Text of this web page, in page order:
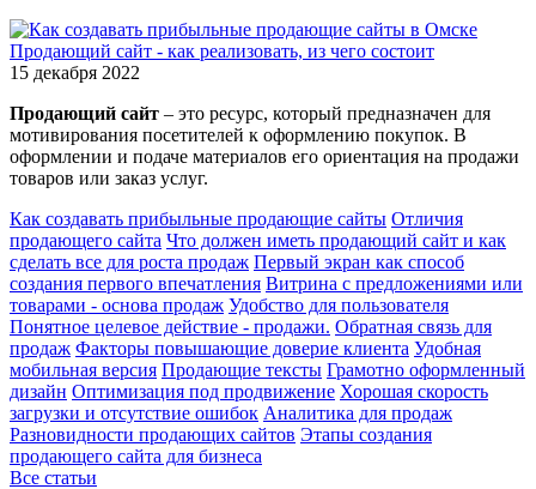
Продающий сайт - как реализовать, из чего состоит
15 декабря 2022
Продающий сайт – это ресурс, который предназначен для
мотивирования посетителей к оформлению покупок. В
оформлении и подаче материалов его ориентация на продажи
товаров или заказ услуг.
Как создавать прибыльные продающие сайты Отличия
продающего сайта Что должен иметь продающий сайт и как
сделать все для роста продаж Первый экран как способ
создания первого впечатления Витрина с предложениями или
товарами - основа продаж Удобство для пользователя
Понятное целевое действие - продажи. Обратная связь для
продаж Факторы повышающие доверие клиента Удобная
мобильная версия Продающие тексты Грамотно оформленный
дизайн Оптимизация под продвижение Хорошая скорость
загрузки и отсутствие ошибок Аналитика для продаж
Разновидности продающих сайтов Этапы создания
продающего сайта для бизнеса
Все статьи